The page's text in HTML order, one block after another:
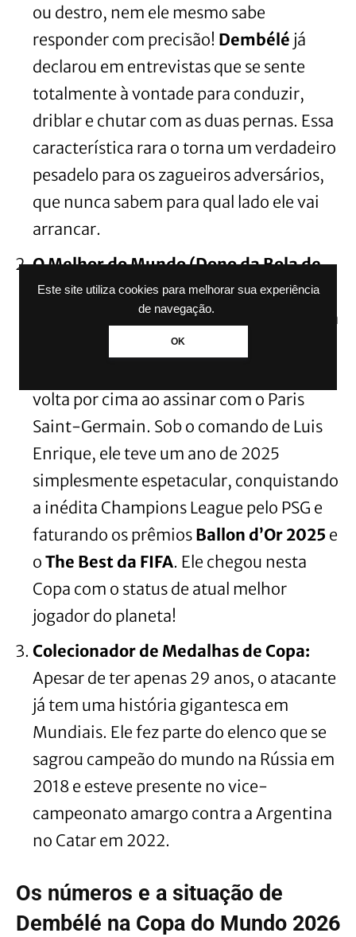
Este site utiliza cookies para melhorar sua experiência
de navegação.
OK
ou destro, nem ele mesmo sabe
responder com precisão! Dembélé já
declarou em entrevistas que se sente
totalmente à vontade para conduzir,
driblar e chutar com as duas pernas. Essa
característica rara o torna um verdadeiro
pesadelo para os zagueiros adversários,
que nunca sabem para qual lado ele vai
arrancar.
O Melhor do Mundo (Dono da Bola de
Ouro!):Pouca gente imaginava a
reviravolta impressionante que a carreira
dele daria. Após anos sofrendo com
volta por cima ao assinar com o Paris
Saint-Germain. Sob o comando de Luis
Enrique, ele teve um ano de 2025
simplesmente espetacular, conquistando
a inédita Champions League pelo PSG e
faturando os prêmios Ballon d’Or 2025 e
o The Best da FIFA. Ele chegou nesta
Copa com o status de atual melhor
jogador do planeta!
Colecionador de Medalhas de Copa:
Apesar de ter apenas 29 anos, o atacante
já tem uma história gigantesca em
Mundiais. Ele fez parte do elenco que se
sagrou campeão do mundo na Rússia em
2018 e esteve presente no vice-
campeonato amargo contra a Argentina
no Catar em 2022.
Os números e a situação de
Dembélé na Copa do Mundo 2026